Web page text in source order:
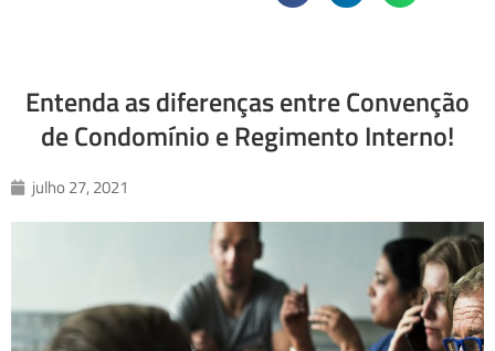
Entenda as diferenças entre Convenção
de Condomínio e Regimento Interno!
julho 27, 2021